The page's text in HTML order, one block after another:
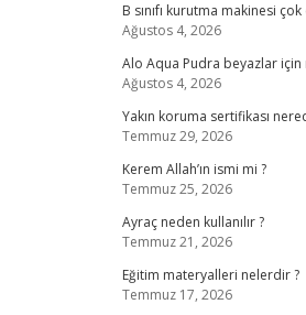
B sınıfı kurutma makinesi
Ağustos 4, 2026
Alo Aqua Pudra beyazlar için
Ağustos 4, 2026
Yakın koruma sertifikası
Temmuz 29, 2026
Kerem Allah’ın ismi mi ?
Temmuz 25, 2026
Ayraç neden kullanılır ?
Temmuz 21, 2026
Eğitim materyalleri nelerdir ?
Temmuz 17, 2026